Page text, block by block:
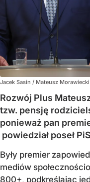
Jacek Sasin / Mateusz Morawiecki
Rozwój Plus
tzw. pensję
ponieważ pan
powiedział poseł
Były premier
mediów
800+, podkreślając